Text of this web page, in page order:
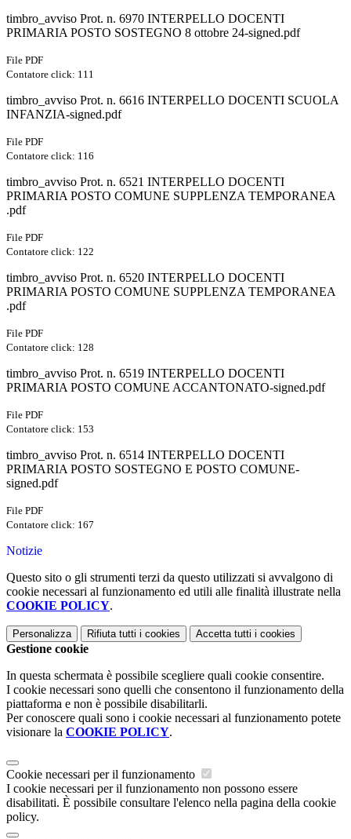
timbro_avviso Prot. n. 6970 INTERPELLO DOCENTI
PRIMARIA POSTO SOSTEGNO 8 ottobre 24-signed.pdf
File PDF
Contatore click: 111
timbro_avviso Prot. n. 6616 INTERPELLO DOCENTI SCUOLA
INFANZIA-signed.pdf
File PDF
Contatore click: 116
timbro_avviso Prot. n. 6521 INTERPELLO DOCENTI
PRIMARIA POSTO COMUNE SUPPLENZA TEMPORANEA
.pdf
File PDF
Contatore click: 122
timbro_avviso Prot. n. 6520 INTERPELLO DOCENTI
PRIMARIA POSTO COMUNE SUPPLENZA TEMPORANEA
.pdf
File PDF
Contatore click: 128
timbro_avviso Prot. n. 6519 INTERPELLO DOCENTI
PRIMARIA POSTO COMUNE ACCANTONATO-signed.pdf
File PDF
Contatore click: 153
timbro_avviso Prot. n. 6514 INTERPELLO DOCENTI
PRIMARIA POSTO SOSTEGNO E POSTO COMUNE-
signed.pdf
File PDF
Contatore click: 167
Notizie
Questo sito o gli strumenti terzi da questo utilizzati si avvalgono di
cookie necessari al funzionamento ed utili alle finalità illustrate nella
COOKIE POLICY.
Personalizza Rifiuta tutti i cookies Accetta tutti i cookies
Gestione cookie
In questa schermata è possibile scegliere quali cookie consentire.
I cookie necessari sono quelli che consentono il funzionamento della
piattaforma e non è possibile disabilitarli.
Per conoscere quali sono i cookie necessari al funzionamento potete
visionare la COOKIE POLICY.
Cookie necessari per il funzionamento
I cookie necessari per il funzionamento non possono essere
disabilitati. È possibile consultare l'elenco nella pagina della cookie
policy.